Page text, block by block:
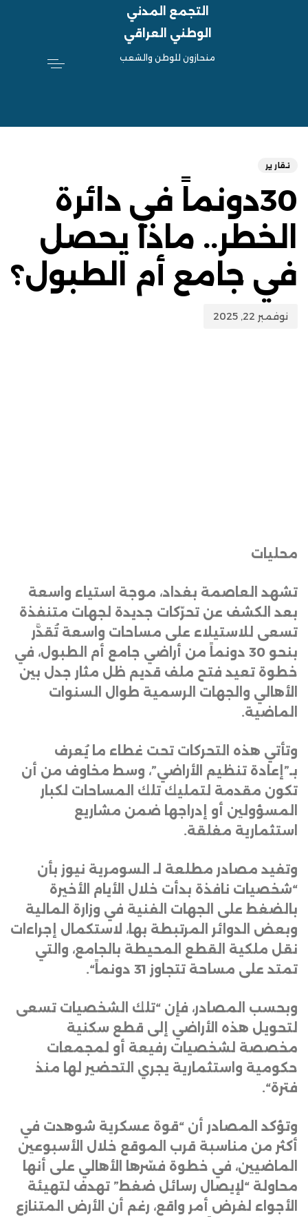
التجمع المدني
الوطني العراقي
منحازون للوطن والشعب
تقارير
30دونماً في دائرة
الخطر.. ماذا يحصل
في جامع أم الطبول؟
نوفمبر 22, 2025
محليات
تشهد العاصمة بغداد، موجة استياء واسعة
بعد الكشف عن تحرّكات جديدة لجهات متنفذة
تسعى للاستيلاء على مساحات واسعة تُقدَّر
بنحو 30 دونماً من أراضي جامع أم الطبول، في
خطوة تعيد فتح ملف قديم ظل مثار جدل بين
الأهالي والجهات الرسمية طوال السنوات
الماضية.
وتأتي هذه التحركات تحت غطاء ما يُعرف
بـ”إعادة تنظيم الأراضي”، وسط مخاوف من أن
تكون مقدمة لتمليك تلك المساحات لكبار
المسؤولين أو إدراجها ضمن مشاريع
استثمارية مغلقة.
وتفيد مصادر مطلعة لـ السومرية نيوز بأن
“شخصيات نافذة بدأت خلال الأيام الأخيرة
بالضغط على الجهات الفنية في وزارة المالية
وبعض الدوائر المرتبطة بها، لاستكمال إجراءات
نقل ملكية القطع المحيطة بالجامع، والتي
تمتد على مساحة تتجاوز 31 دونماً
“.
وبحسب المصادر، فإن “تلك الشخصيات تسعى
لتحويل هذه الأراضي إلى قطع سكنية
مخصصة لشخصيات رفيعة أو لمجمعات
حكومية واستثمارية يجري التحضير لها منذ
فترة“.
وتؤكد المصادر أن “قوة عسكرية شوهدت في
أكثر من مناسبة قرب الموقع خلال الأسبوعين
الماضيين، في خطوة فسّرها الأهالي على أنها
محاولة “لإيصال رسائل ضغط” تهدف لتهيئة
الأجواء لفرض أمر واقع، رغم أن الأرض المتنازع